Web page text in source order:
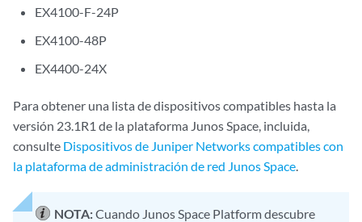
EX4100-F-24P
EX4100-48P
EX4400-24X
Para obtener una lista de dispositivos compatibles hasta la
versión 23.1R1 de la plataforma Junos Space, incluida,
consulte Dispositivos de Juniper Networks compatibles con
la plataforma de administración de red Junos Space.
NOTA:Cuando Junos Space Platform descubre